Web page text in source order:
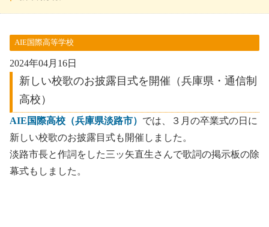
AIE国際高等学校
2024年04月16日
新しい校歌のお披露目式を開催（兵庫県・通信制
高校）
AIE国際高校（兵庫県淡路市） では、３月の卒業式の日に
新しい校歌のお披露目式も開催しました。
淡路市長と作詞をした三ッ矢直生さんで歌詞の掲示板の除
幕式もしました。